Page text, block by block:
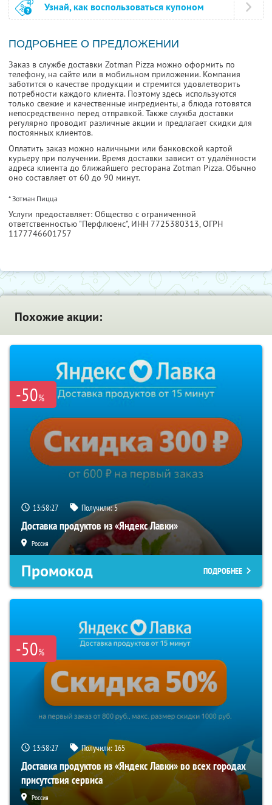
Узнай, как воспользоваться купоном
ПОДРОБНЕЕ О ПРЕДЛОЖЕНИИ
Заказ в службе доставки Zotman Pizza можно оформить по
телефону, на сайте или в мобильном приложении. Компания
заботится о качестве продукции и стремится удовлетворить
потребности каждого клиента. Поэтому здесь используются
только свежие и качественные ингредиенты, а блюда готовятся
непосредственно перед отправкой. Также служба доставки
регулярно проводит различные акции и предлагает скидки для
постоянных клиентов.
Оплатить заказ можно наличными или банковской картой
курьеру при получении. Время доставки зависит от удалённости
адреса клиента до ближайшего ресторана Zotman Pizza. Обычно
оно составляет от 60 до 90 минут.
* Зотман Пицца
Услуги предоставляет: Общество с ограниченной
ответственностью "Перфлюенс", ИНН 7725380313, ОГРН
1177746601757
Похожие акции:
-50%
13:58:27 Получили:5
Доставка продуктов из «Яндекс Лавки»
Россия
Промокод ПОДРОБНЕЕ
-50%
13:58:27 Получили: 165
Доставка продуктов из «Яндекс Лавки» во всех городах
присутствия сервиса
Россия